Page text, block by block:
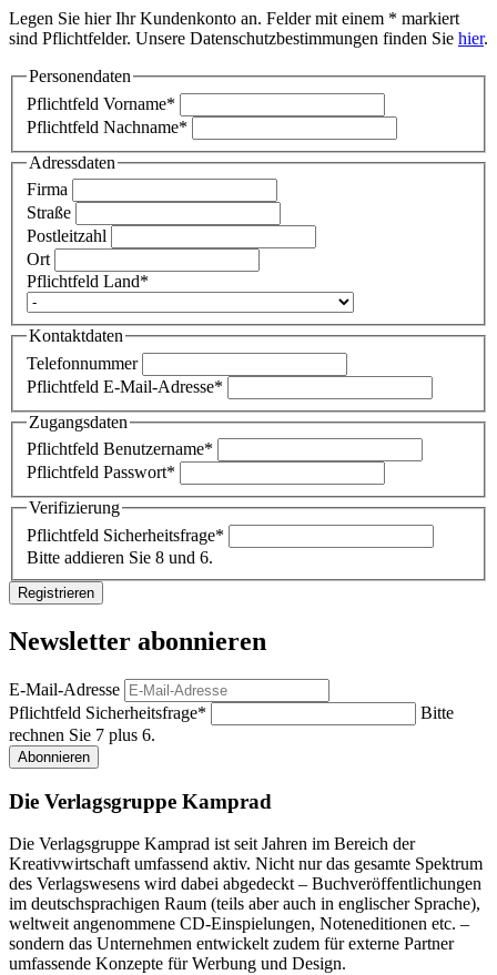
Legen Sie hier Ihr Kundenkonto an. Felder mit einem * markiert
sind Pflichtfelder. Unsere Datenschutzbestimmungen finden Sie hier.
Personendaten
Pflichtfeld Vorname*
Pflichtfeld Nachname*
Adressdaten
Firma
Straße
Postleitzahl
Ort
Pflichtfeld Land*
Kontaktdaten
Telefonnummer
Pflichtfeld E-Mail-Adresse*
Zugangsdaten
Pflichtfeld Benutzername*
Pflichtfeld Passwort*
Verifizierung
Pflichtfeld Sicherheitsfrage*
Bitte addieren Sie 8 und 6.
Registrieren
Newsletter abonnieren
E-Mail-Adresse
Pflichtfeld Sicherheitsfrage*
Bitte
rechnen Sie 7 plus 6.
Abonnieren
Die Verlagsgruppe Kamprad
Die Verlagsgruppe Kamprad ist seit Jahren im Bereich der
Kreativwirtschaft umfassend aktiv. Nicht nur das gesamte Spektrum
des Verlagswesens wird dabei abgedeckt – Buchveröffentlichungen
im deutschsprachigen Raum (teils aber auch in englischer Sprache),
weltweit angenommene CD-Einspielungen, Noteneditionen etc. –
sondern das Unternehmen entwickelt zudem für externe Partner
umfassende Konzepte für Werbung und Design.